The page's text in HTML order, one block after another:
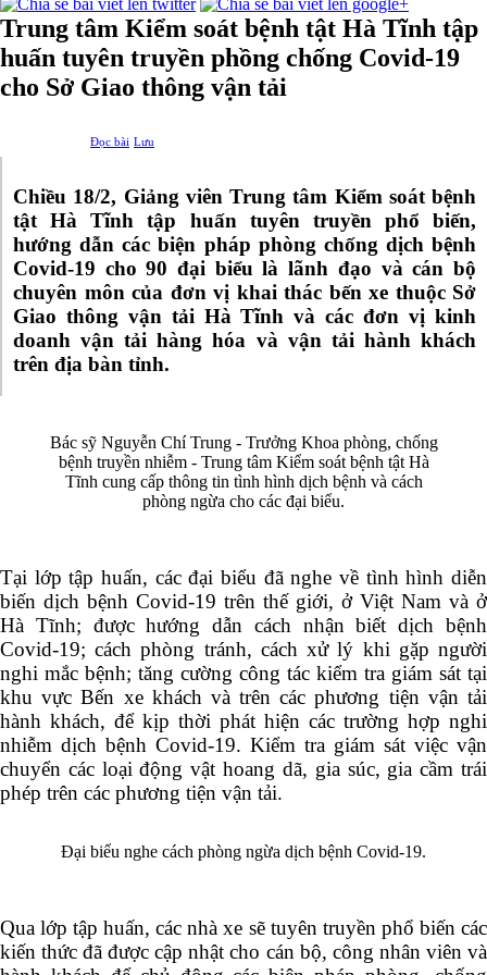
Trung tâm Kiểm soát bệnh tật Hà Tĩnh tập
huấn tuyên truyền phồng chống Covid-19
cho Sở Giao thông vận tải
Đọc bài Lưu
Chiều 18/2, Giảng viên Trung tâm Kiểm soát bệnh
tật Hà Tĩnh tập huấn tuyên truyền phổ biến,
hướng dẫn các biện pháp phòng chống dịch bệnh
Covid-19 cho 90 đại biểu là lãnh đạo và cán bộ
chuyên môn của đơn vị khai thác bến xe thuộc Sở
Giao thông vận tải Hà Tĩnh và các đơn vị kinh
doanh vận tải hàng hóa và vận tải hành khách
trên địa bàn tỉnh.
Bác sỹ Nguyễn Chí Trung - Trưởng Khoa phòng, chống
bệnh truyền nhiễm - Trung tâm Kiểm soát bệnh tật Hà
Tĩnh cung cấp thông tin tình hình dịch bệnh và cách
phòng ngừa cho các đại biểu.
Tại lớp tập huấn, các đại biểu đã nghe về tình hình diễn
biến dịch bệnh Covid-19 trên thế giới, ở Việt Nam và ở
Hà Tĩnh; được hướng dẫn cách nhận biết dịch bệnh
Covid-19; cách phòng tránh, cách xử lý khi gặp người
nghi mắc bệnh; tăng cường công tác kiểm tra giám sát tại
khu vực Bến xe khách và trên các phương tiện vận tải
hành khách, để kịp thời phát hiện các trường hợp nghi
nhiễm dịch bệnh Covid-19. Kiểm tra giám sát việc vận
chuyển các loại động vật hoang dã, gia súc, gia cầm trái
phép trên các phương tiện vận tải.
Đại biểu nghe cách phòng ngừa dịch bệnh Covid-19.
Qua lớp tập huấn, các nhà xe sẽ tuyên truyền phổ biến các
kiến thức đã được cập nhật cho cán bộ, công nhân viên và